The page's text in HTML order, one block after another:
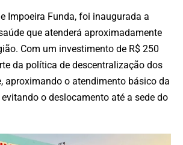
Impoeira Funda, foi inaugurada a
que atenderá aproximadamente
Com um investimento de R$ 250
da política de descentralização dos
aproximando o atendimento básico da
o deslocamento até a sede do